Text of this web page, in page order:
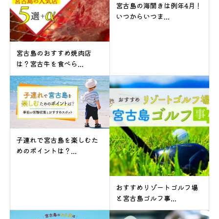
宮古島のおすすめ焼肉店
は？宮古牛を食べら...
宮古島の海開きは例年4月！
いつからいつま...
子連れで宮古島を楽しむた
めのポイントは？...
おすすめリゾートゴルフ場
と宮古島ゴルフ事...